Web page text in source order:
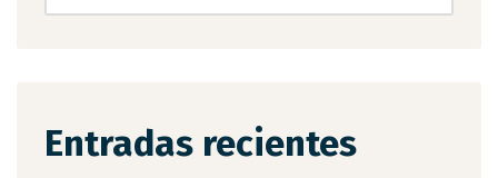
Entradas recientes